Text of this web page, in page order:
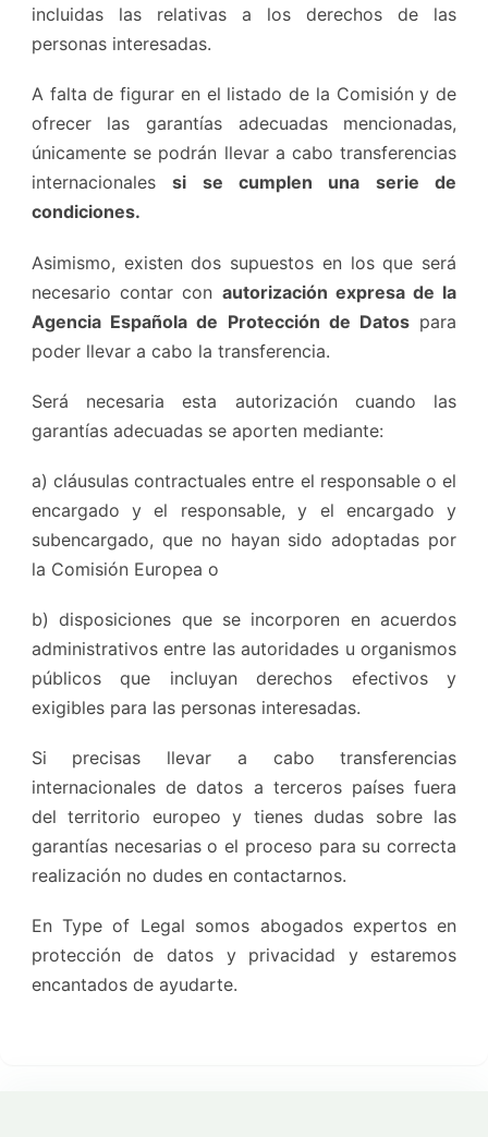
incluidas las relativas a los derechos de las
personas interesadas.
A falta de figurar en el listado de la Comisión y de
ofrecer las garantías adecuadas mencionadas,
únicamente se podrán llevar a cabo transferencias
internacionalessi se cumplen una serie de
condiciones.
Asimismo, existen dos supuestos en los que será
necesario contar con autorización expresa de la
Agencia Española de Protección de Datospara
poder llevar a cabo la transferencia.
Será necesaria esta autorización cuando las
garantías adecuadas se aporten mediante:
a) cláusulas contractuales entre el responsable o el
encargado y el responsable, y el encargado y
subencargado, que no hayan sido adoptadas por
la Comisión Europea o
b) disposiciones que se incorporen en acuerdos
administrativos entre las autoridades u organismos
públicos que incluyan derechos efectivos y
exigibles para las personas interesadas.
Si precisas llevar a cabo transferencias
internacionales de datos a terceros países fuera
del territorio europeo y tienes dudas sobre las
garantías necesarias o el proceso para su correcta
realización no dudes en contactarnos.
En Type of Legal somos abogados expertos en
protección de datos y privacidad y estaremos
encantados de ayudarte.